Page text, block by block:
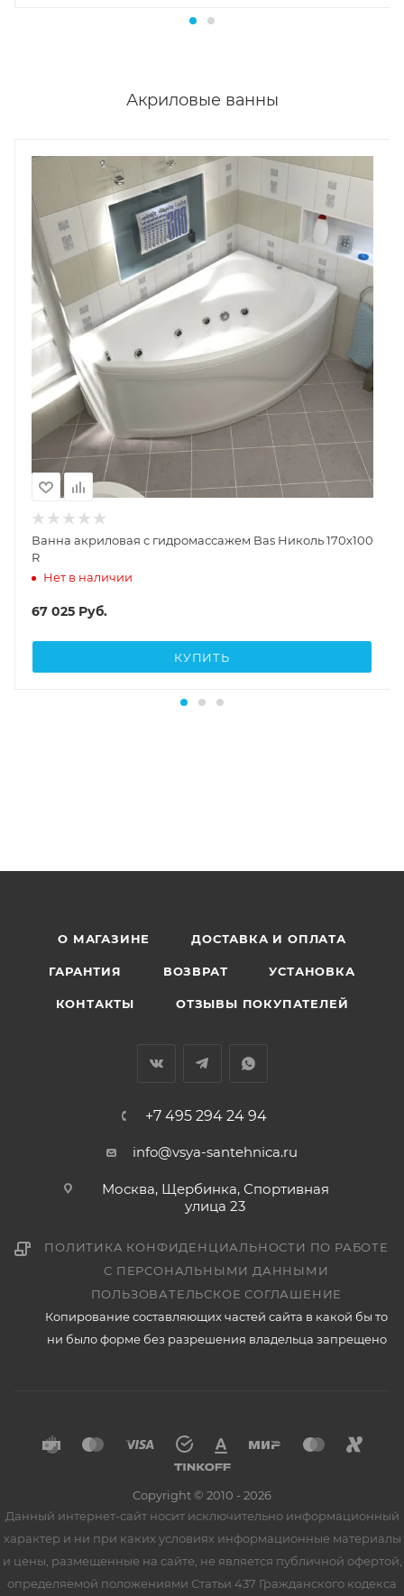
Акриловые ванны
Ванна акриловая с гидромассажем Bas Николь 170х100
R
Нет в наличии
67 025 Руб.
КУПИТЬ
О МАГАЗИНЕ ДОСТАВКА И ОПЛАТА
ГАРАНТИЯ ВОЗВРАТ УСТАНОВКА
КОНТАКТЫ ОТЗЫВЫ ПОКУПАТЕЛЕЙ
+7 495 294 24 94
info@vsya-santehnica.ru
Москва, Щербинка, Спортивная
улица 23
ПОЛИТИКА КОНФИДЕНЦИАЛЬНОСТИ ПО РАБОТЕ
С ПЕРСОНАЛЬНЫМИ ДАННЫМИ
ПОЛЬЗОВАТЕЛЬСКОЕ СОГЛАШЕНИЕ
Копирование составляющих частей сайта в какой бы то
ни было форме без разрешения владельца запрещено
Copyright © 2010 - 2026
Данный интернет-сайт носит исключительно информационный
характер и ни при каких условиях информационные материалы
и цены, размещенные на сайте, не является публичной офертой,
определяемой положениями Статьи 437 Гражданского кодекса